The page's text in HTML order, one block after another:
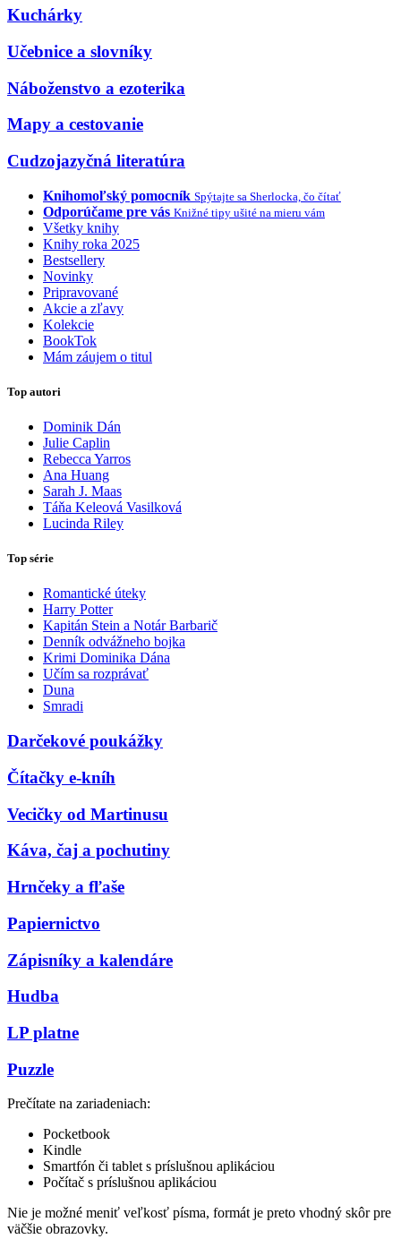
Kuchárky
Učebnice a slovníky
Náboženstvo a ezoterika
Mapy a cestovanie
Cudzojazyčná literatúra
Knihomoľský pomocník Spýtajte sa Sherlocka, čo čítať
Odporúčame pre vás Knižné tipy ušité na mieru vám
Všetky knihy
Knihy roka 2025
Bestsellery
Novinky
Pripravované
Akcie a zľavy
Kolekcie
BookTok
Mám záujem o titul
Top autori
Dominik Dán
Julie Caplin
Rebecca Yarros
Ana Huang
Sarah J. Maas
Táňa Keleová Vasilková
Lucinda Riley
Top série
Romantické úteky
Harry Potter
Kapitán Stein a Notár Barbarič
Denník odvážneho bojka
Krimi Dominika Dána
Učím sa rozprávať
Duna
Smradi
Darčekové poukážky
Čítačky e-kníh
Vecičky od Martinusu
Káva, čaj a pochutiny
Hrnčeky a fľaše
Papiernictvo
Zápisníky a kalendáre
Hudba
LP platne
Puzzle
Prečítate na zariadeniach:
Pocketbook
Kindle
Smartfón či tablet s príslušnou aplikáciou
Počítač s príslušnou aplikáciou
Nie je možné meniť veľkosť písma, formát je preto vhodný skôr pre
väčšie obrazovky.